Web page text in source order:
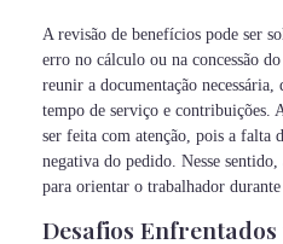
A revisão de benefícios pode ser
erro no cálculo ou na concessão
reunir a documentação
tempo de serviço e contribuições.
ser feita com atenção, pois a falta
negativa do pedido. Nesse
para orientar o trabalhador
Desafios Enfrentados